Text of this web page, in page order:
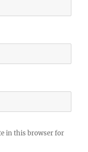
in this browser for